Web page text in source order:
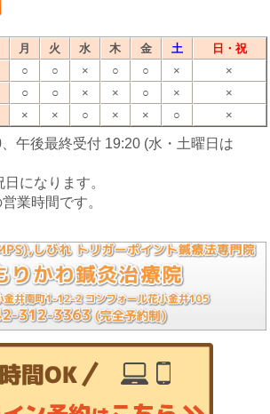
月 火 水 木 金 土
日・祝
○ ○ × ○ ○ ×
×
○ ○ × × ○ ×
×
× × ○ × × ○ ×
午後最終受付 19:20 (水・土曜日は
になります。
業時間です。